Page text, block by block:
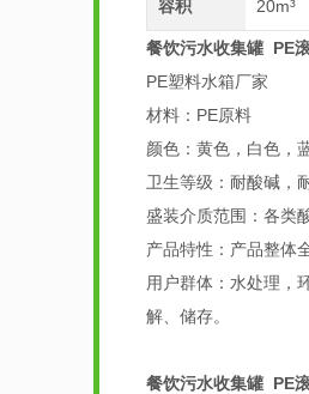
容积 20m³
餐饮污水收集罐 PE
PE塑料水箱厂家
材料：PE原料
颜色：黄色，白色，
卫生等级：耐酸碱，
盛装介质范围：各类
产品特性：产品整体
用户群体：水处理，
解、储存。
餐饮污水收集罐 PE